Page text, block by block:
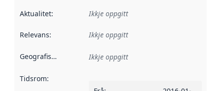
Aktualitet: Ikkje oppgitt
Relevans: Ikkje oppgitt
Geografisk område Ikkje oppgitt
Tidsrom: